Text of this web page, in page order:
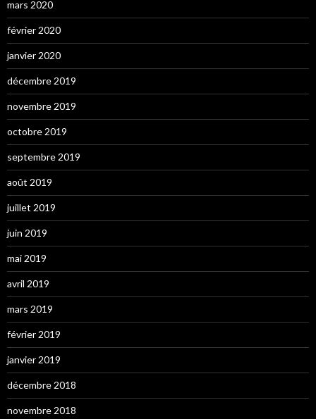
mars 2020
février 2020
janvier 2020
décembre 2019
novembre 2019
octobre 2019
septembre 2019
août 2019
juillet 2019
juin 2019
mai 2019
avril 2019
mars 2019
février 2019
janvier 2019
décembre 2018
novembre 2018